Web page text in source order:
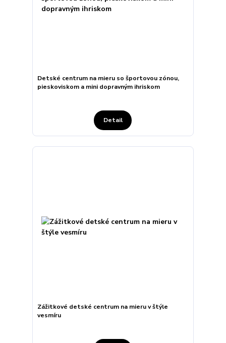
Detské centrum na mieru so športovou zónou,
pieskoviskom a mini dopravným ihriskom
Detail
Zážitkové detské centrum na mieru v štýle
vesmíru